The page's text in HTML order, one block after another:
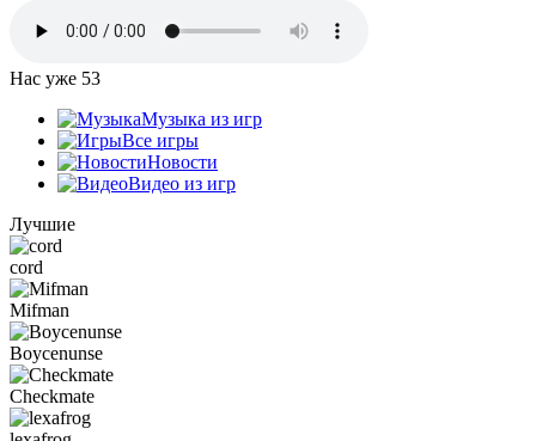
Grisha : Очень понравился сайт. Пожалуй я останусь здесь.
Есть ли игра Starcraft, но ремастер?
Mifman:
Цитата: Петрушка
добавьте скачивание моей любимой игры Escape From Tarkov!
Игра добавлена и доступна к скачиванию:
Escape From Tarkov
Петрушка
моей любимой игры Escape From Tarkov!
Checkmate:
Просто нужно зарегистрироваться и тогда будет доступен
торрент-файл. Там написано, что ссылка скрыта (убран
торрент — µ) видимо из-за того, что "наехал"
Нас уже 53
Музыка из игр
Все игры
Новости
Видео из игр
Лучшие
cord
Mifman
Boycenunse
Checkmate